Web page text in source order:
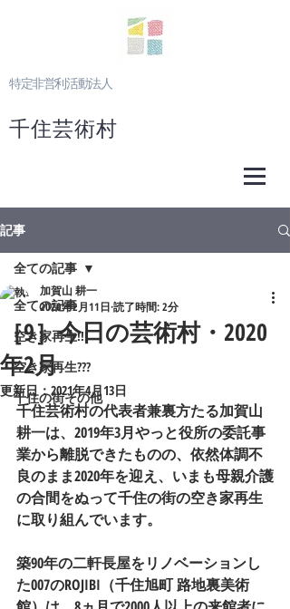
特定非営利活動法人
千住芸術村
記事
全ての記事
空き家再生!!!
空き家再生???
千住の街その他
全ての記事
［9］今日の芸術村・2020
年2月
加賀山 耕一
2020年2月11日 読了時間: 2分
更新日：2021年4月13日
千住芸術村の代表者兼裏方たる加賀山
耕一は、2019年3月やっと役所の委託事
業から離脱できたものの、依然体調不
良のまま2020年を迎え、いまも母親介護
の合間をぬって千住の街の空き家再生
に取り組んでいます。
築90年の二軒長屋をリノベーションし
た007のROJIBI（千住旭町 路地裏美術